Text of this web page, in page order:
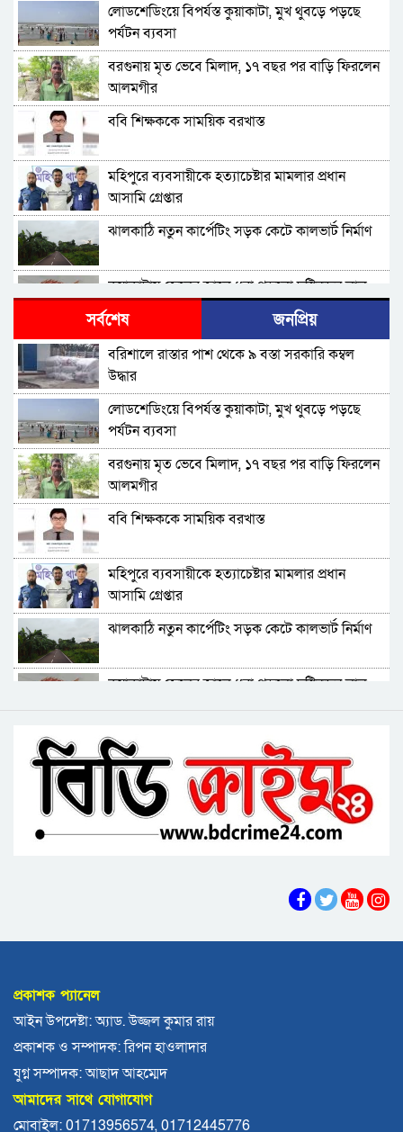
লোডশেডিংয়ে বিপর্যস্ত কুয়াকাটা, মুখ থুবড়ে পড়ছে
পর্যটন ব্যবসা
বরগুনায় মৃত ভেবে মিলাদ, ১৭ বছর পর বাড়ি ফিরলেন
আলমগীর
ববি শিক্ষককে সাময়িক বরখাস্ত
মহিপুরে ব্যবসায়ীকে হত্যাচেষ্টার মামলার প্রধান
আসামি গ্রেপ্তার
ঝালকাঠি নতুন কার্পেটিং সড়ক কেটে কালভার্ট নির্মাণ
কুয়াকাটায় জেলের জালে ধরা পড়লো দৃষ্টিনন্দন লাল
কোট ফিস
বরিশালে বকেয়া বেতনসহ, আট দফা দাবিতে
শ্রমিকদের সড়ক অবরোধ
বরিশালে ৬৪৭ কোটি টাকার বাজেট, স্মার্ট নগর গড়ার
অঙ্গীকার
চরফ্যাশনের ইউএনও খাল খননের ১ কোটি টাকা ফিরত
দিলেন রাষ্ট্রীয় কোষাগারে
আমতলীতে গৃহবধূকে শ্বসরোধে হত্যার অভিযোগ
ঝালকাঠিতে শ্যালকের স্ত্রীর ব্লেডের আঘাতে ননদ
জামাইয়ের গোপাঙ্গ কর্তন
বিএম কলে‌জ হো‌স্টেলঃ ছাত্রাবা‌সের ছাদের পলেস্তারা
খসে শিক্ষার্থী আহত
বরিশালে নিখোঁজের পর ডোবা থেকে বৃদ্ধের মরদেহ
বরিশালে তথ্যমন্ত্রী
সর্বশেষ জনপ্রিয়
বরিশালে রাস্তার পাশ থেকে ৯ বস্তা সরকারি কম্বল
উদ্ধার
লোডশেডিংয়ে বিপর্যস্ত কুয়াকাটা, মুখ থুবড়ে পড়ছে
পর্যটন ব্যবসা
বরগুনায় মৃত ভেবে মিলাদ, ১৭ বছর পর বাড়ি ফিরলেন
আলমগীর
ববি শিক্ষককে সাময়িক বরখাস্ত
মহিপুরে ব্যবসায়ীকে হত্যাচেষ্টার মামলার প্রধান
আসামি গ্রেপ্তার
ঝালকাঠি নতুন কার্পেটিং সড়ক কেটে কালভার্ট নির্মাণ
কুয়াকাটায় জেলের জালে ধরা পড়লো দৃষ্টিনন্দন লাল
বরিশালে বকেয়া বেতনসহ, আট দফা দাবিতে
শ্রমিকদের সড়ক অবরোধ
বরিশালে ৬৪৭ কোটি টাকার বাজেট, স্মার্ট নগর গড়ার
অঙ্গীকার
আমতলীতে গৃহবধূকে শ্বসরোধে হত্যার অভিযোগ
বিএম কলে‌জ হো‌স্টেলঃ ছাত্রাবা‌সের ছাদের পলেস্তারা
খসে শিক্ষার্থী আহত
বরিশালে নিখোঁজের পর ডোবা থেকে বৃদ্ধের মরদেহ
উদ্ধার
দেশে একটি দায়িত্বশীল গণমাধ্যম থাকা দরকার:
প্রকাশক প্যানেল
আইন উপদেষ্টা: অ্যাড. উজ্জল কুমার রায়
প্রকাশক ও সম্পাদক: রিপন হাওলাদার
যুগ্ন সম্পাদক: আছাদ আহম্মেদ
আমাদের সাথে যোগাযোগ
মোবাইল: 01713956574, 01712445776